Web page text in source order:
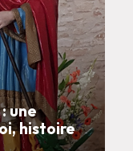
une
histoire